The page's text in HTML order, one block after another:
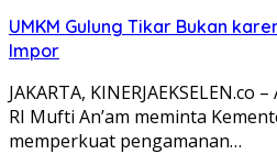
UMKM Gulung Tikar Bukan
Impor
JAKARTA, KINERJAEKSELEN.co
RI Mufti An’am meminta
memperkuat pengamanan…